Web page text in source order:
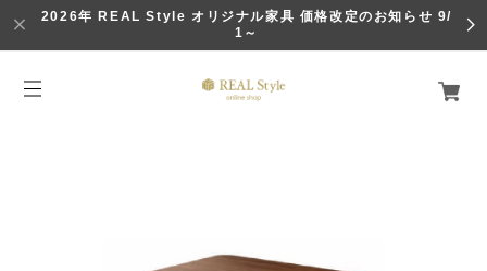
2026年 REAL Style オリジナル家具 価格改定のお知らせ 9/
1～